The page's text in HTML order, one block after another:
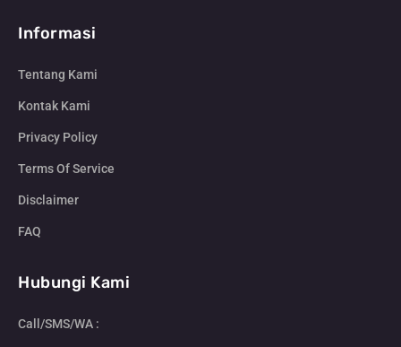
Informasi
Tentang Kami
Kontak Kami
Privacy Policy
Terms Of Service
Disclaimer
FAQ
Hubungi Kami
Call/SMS/WA :